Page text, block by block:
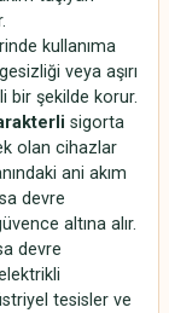
kullanıma
veya aşırı
bir şekilde korur.
sigorta
olan cihazlar
ani akım
devre
altına alır.
devre
tesisler ve